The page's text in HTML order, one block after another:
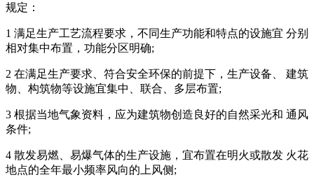
规定：
1 满足生产工艺流程要求，不同生产功能和特点的设施宜 分别
相对集中布置，功能分区明确;
2 在满足生产要求、符合安全环保的前提下，生产设备、 建筑
物、构筑物等设施宜集中、联合、多层布置;
3 根据当地气象资料，应为建筑物创造良好的自然采光和 通风
条件;
4 散发易燃、易爆气体的生产设施，宜布置在明火或散发 火花
地点的全年最小频率风向的上风侧;